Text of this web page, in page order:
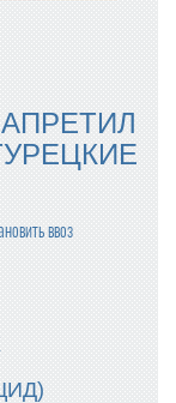
ввоз